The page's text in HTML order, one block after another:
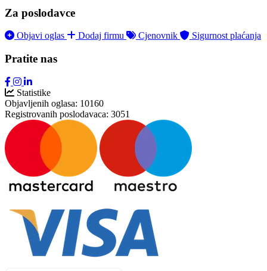
Za poslodavce
Objavi oglas Dodaj firmu Cjenovnik Sigurnost plaćanja
Pratite nas
Statistike
Objavljenih oglasa: 10160
Registrovanih poslodavaca: 3051